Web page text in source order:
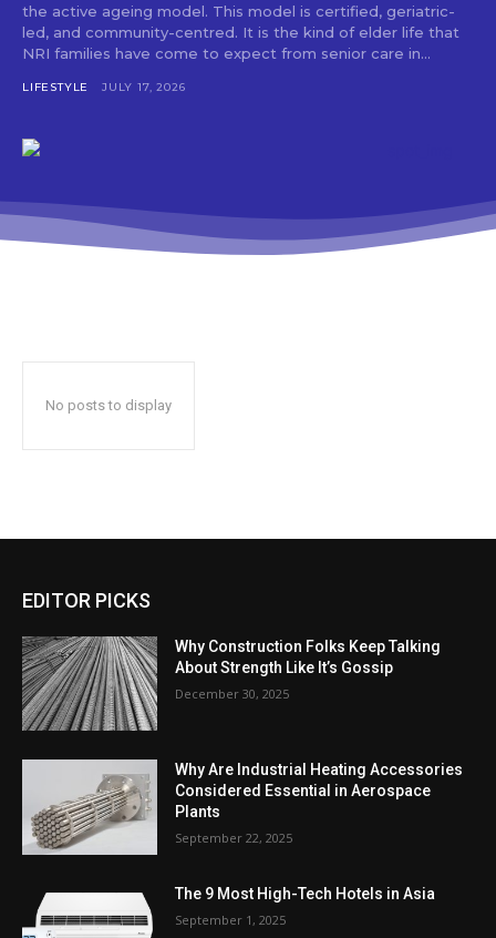
the active ageing model. This model is certified, geriatric-
led, and community-centred. It is the kind of elder life that
NRI families have come to expect from senior care in...
LIFESTYLE JULY 17, 2026
No posts to display
EDITOR PICKS
Why Construction Folks Keep Talking
About Strength Like It’s Gossip
December 30, 2025
Why Are Industrial Heating Accessories
Considered Essential in Aerospace
Plants
September 22, 2025
The 9 Most High-Tech Hotels in Asia
September 1, 2025